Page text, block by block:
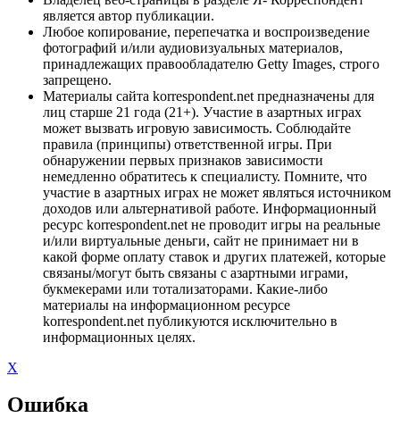
является автор публикации.
Любое копирование, перепечатка и воспроизведение
фотографий и/или аудиовизуальных материалов,
принадлежащих правообладателю Getty Images, строго
запрещено.
Материалы сайта korrespondent.net предназначены для
лиц старше 21 года (21+). Участие в азартных играх
может вызвать игровую зависимость. Соблюдайте
правила (принципы) ответственной игры. При
обнаружении первых признаков зависимости
немедленно обратитесь к специалисту. Помните, что
участие в азартных играх не может являться источником
доходов или альтернативой работе. Информационный
ресурс korrespondent.net не проводит игры на реальные
и/или виртуальные деньги, сайт не принимает ни в
какой форме оплату ставок и других платежей, которые
связаны/могут быть связаны с азартными играми,
букмекерами или тотализаторами. Какие-либо
материалы на информационном ресурсе
korrespondent.net публикуются исключительно в
информационных целях.
X
Ошибка